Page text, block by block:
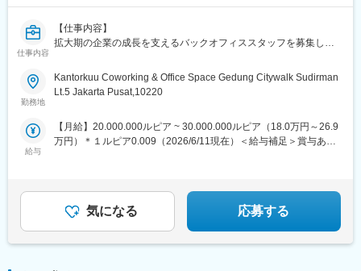
積極的に行うことで他社との競争力を高めています。。
変更の範囲：会社の定める業務
日系企業が分布する都市の発展は著しく、「来てみたらインドの
印象がガラリと変わった！」という人も少なくありません。ま
リバリーや宅配スーパーなどが発達しており、近年は日本食レス
トランの出店も増えていたりと生活の利便性が格段に向上してい
問で取得でき、求人も増加傾向なため、異業界や異職種へのジョ
ブチェンジを狙っている方にもおすすめの国です。
身のキャリアを成長させる醍醐味をぜひ味わっていただきたいで
す。
仕事内容
【仕事内容】
拡大期の企業の成長を支えるバックオフィススタッフを募集して
バックオフィスから会社全体を支える重要な役割を担っていただ
きますが、業界・職種未経験の方でも意欲があれば大歓迎です。
・会計業務：仕訳やデータ入力、決算・税務のサポート
・労務業務：勤怠管理、給与計算や社会保険の手続き補助
★書類選考通過時には、パーソル海外拠点の現地日本人コンサル
タントがしっかりとサポートいたしますので、
安心してご応募ください！
勤務地
Kantorkuu Coworking & Office Space Gedung Citywalk Sudirman
Lt.5 Jakarta Pusat,10220
給与
【月給】20.000.000ルピア ~ 30.000.000ルピア（18.0万円～26.9
万円）＊１ルピア0.009（2026/6/11現在）＜給与補足＞賞与あり
気になる 応募する